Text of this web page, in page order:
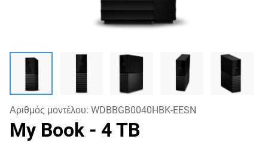
Αριθμός μοντέλου: WDBBGB0040HBK-EESN
My Book - 4 TB